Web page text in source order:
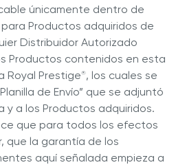
únicamente dentro de
Productos adquiridos de
Distribuidor Autorizado
Productos contenidos en esta
Royal Prestige®, los cuales se
de Envío” que se adjuntó
y a los Productos adquiridos.
que para todos los efectos
que la garantía de los
aquí señalada empieza a